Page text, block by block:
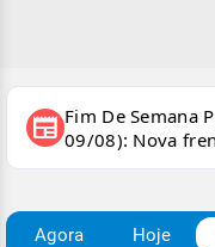
newspaper Fim De Semana
09/08): Nova
para áreas do
Agora Hoje